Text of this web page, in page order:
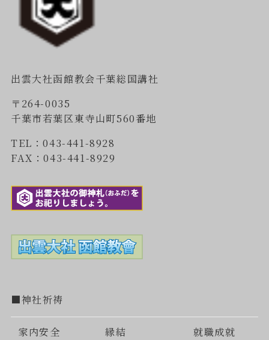
出雲大社函館教会千葉総国講社
〒264-0035
千葉市若葉区東寺山町560番地
TEL：043-441-8928
FAX：043-441-8929
■神社祈祷
家内安全 縁結 就職成就